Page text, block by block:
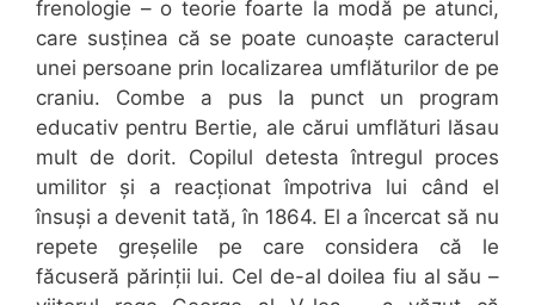
frenologie – o teorie foarte la modă pe atunci,
care susținea că se poate cunoaște caracterul
unei persoane prin localizarea umflăturilor de pe
craniu. Combe a pus la punct un program
educativ pentru Bertie, ale cărui umflături lăsau
mult de dorit. Copilul detesta întregul proces
umilitor și a reacționat împotriva lui când el
însuși a devenit tată, în 1864. El a încercat să nu
repete greșelile pe care considera că le
făcuseră părinții lui. Cel de-al doilea fiu al său –